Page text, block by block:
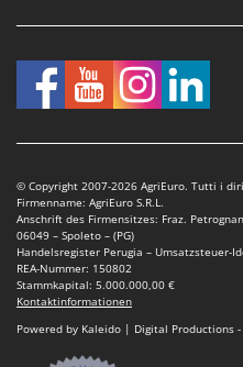
© Copyright 2007-2026 AgriEuro. Tutti i
Firmenname: AgriEuro S.R.L.
Anschrift des Firmensitzes: Fraz.
06049 – Spoleto – (PG)
Handelsregister Perugia – Umsatzsteuer-
REA-Nummer: 150802
Stammkapital: 5.000.000,00 €
Kontaktinformationen
Powered by Kaleido | Digital Productions